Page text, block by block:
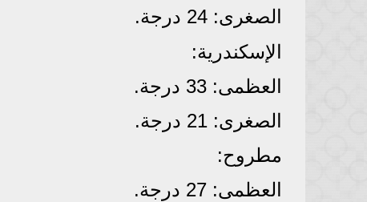
​الصغرى: 24 درجة.
​الإسكندرية:
​العظمى: 33 درجة.
​الصغرى: 21 درجة.
​مطروح:
​العظمى: 27 درجة.